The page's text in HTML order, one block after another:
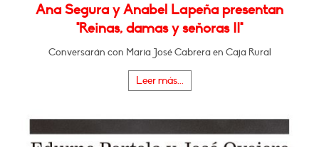
Ana Segura y Anabel Lapeña presentan
"Reinas, damas y señoras II"
Conversarán con Maria José Cabrera en Caja Rural
Leer más...